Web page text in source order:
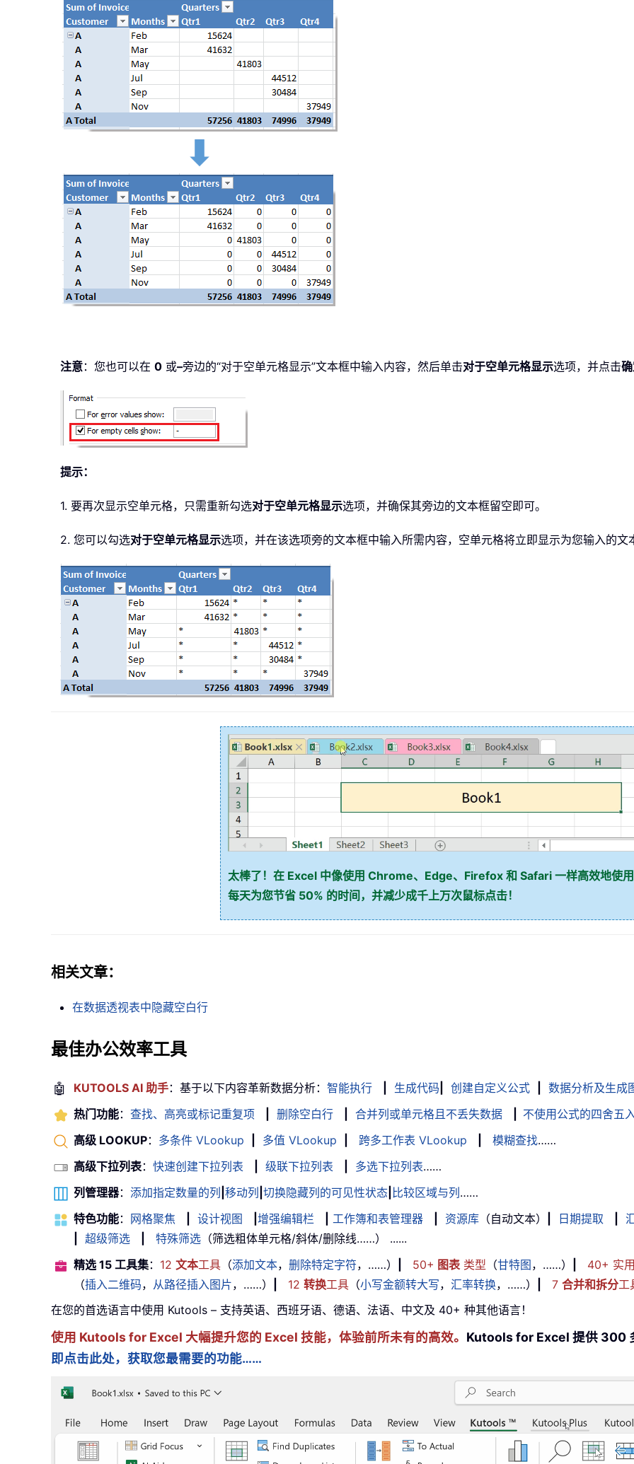
注意：您也可以在 0 或–旁边的“对于空单元格显示”文本框中输入内容，然后单击对于空单元格显示选项，并点击
提示：
1. 要再次显示空单元格，只需重新勾选对于空单元格显示选项，并确保其旁边的文本框留空即可。
2. 您可以勾选对于空单元格显示选项，并在该选项旁的文本框中输入所需内容，空单元格将立即显示为您输入的文
太棒了！在 Excel 中像使用 Chrome、Edge、Firefox 和 Safari 一样高效地使
每天为您节省 50% 的时间，并减少成千上万次鼠标点击！
相关文章：
在数据透视表中隐藏空白行
最佳办公效率工具
🤖 KUTOOLS AI 助手：基于以下内容革新数据分析： 智能执行 生成代码 创建自定义公式
数据分析及生成
热门功能： 查找、高亮或标记重复项 删除空白行 合并列或单元格且不丢失数据
不使用公式的四舍五
高级 LOOKUP： 多条件 VLookup 多值 VLookup 跨多工作表 VLookup 模糊查找……
高级下拉列表： 快速创建下拉列表 级联下拉列表 多选下拉列表……
列管理器： 添加指定数量的列 移动列 切换隐藏列的可见性状态 比较区域与列 ……
特色功能： 网格聚焦 设计视图 增强编辑栏 工作簿和表管理器 资源库 （自动文本） 日期提取
超级筛选 特殊筛选 （筛选粗体单元格/斜体/删除线……） ......
精选 15 工具集： 12 文本工具 （添加文本， 删除特定字符，……） 50+ 图表类型 （甘特图 ，……）
40+ 实
（插入二维码， 从路径插入图片，……） 12 转换工具 （小写金额转大写， 汇率转换，……） 7 合并和拆分工
在您的首选语言中使用 Kutools – 支持英语、西班牙语、德语、法语、中文及 40+ 种其他语言！
使用 Kutools for Excel 大幅提升您的 Excel 技能，体验前所未有的高效。 Kutools for Excel 提供 300
即点击此处，获取您最需要的功能……